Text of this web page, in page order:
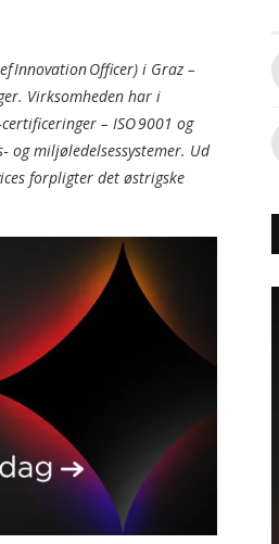
Innovation Officer) i Graz –
Virksomheden har i
– ISO 9001 og
og miljøledelsessystemer. Ud
forpligter det østrigske